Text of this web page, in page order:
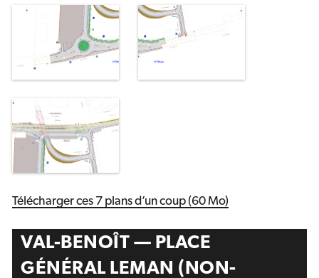
Télécharger ces 7 plans d’un coup (60 Mo)
VAL-BENOÎT — PLACE
GÉNÉRAL LEMAN (NON-